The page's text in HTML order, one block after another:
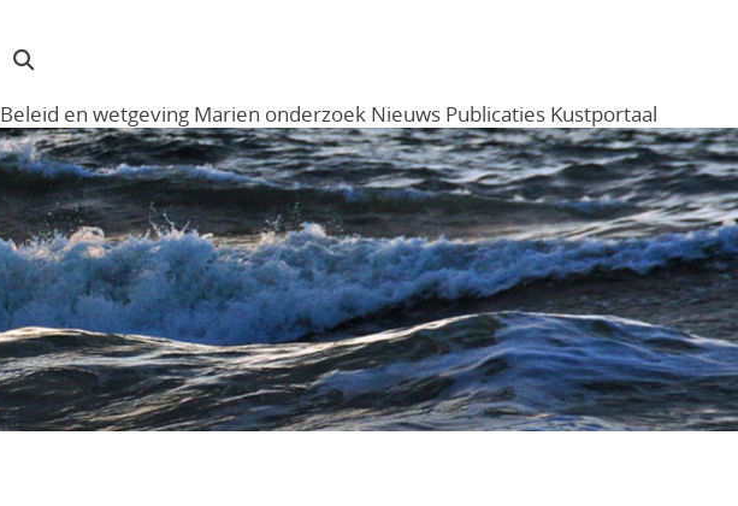
Menu
Beleid en wetgeving Marien onderzoek Nieuws Publicaties Kustportaal